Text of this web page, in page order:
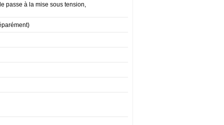
passe à la mise sous tension,